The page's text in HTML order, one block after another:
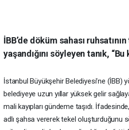
İBB’de döküm sahası
yaşandığını söyleyen tanık,
İstanbul Büyükşehir Belediyesi’ne (İBB)
belediyeye uzun yıllar yüksek gelir
mali kayıpları gündeme taşıdı.
adlı şahsa vererek tekel oluşturduğunu